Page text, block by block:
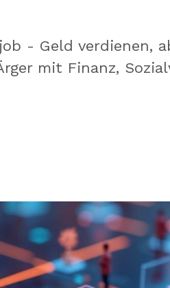
- Geld verdienen,
mit Finanz,